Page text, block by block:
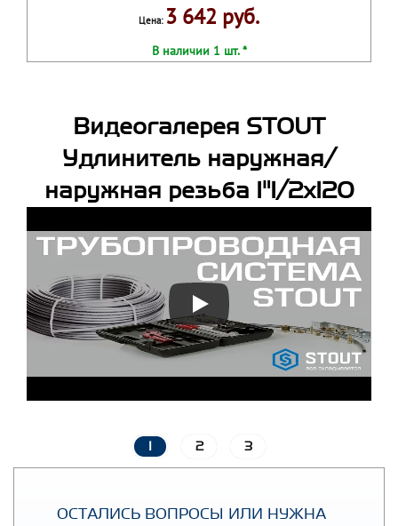
Цена: 3 642 руб.
В наличии 1 шт. *
Видеогалерея STOUT
Удлинитель наружная/
наружная резьба 1"1/2x120
2 3
ОСТАЛИСЬ ВОПРОСЫ ИЛИ НУЖНА